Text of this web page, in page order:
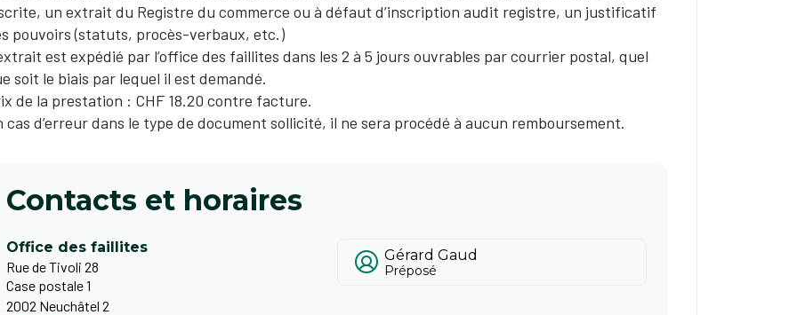
un extrait du Registre du commerce ou à défaut d’inscription audit registre, un justificatif
pouvoirs (statuts, procès-verbaux, etc.)
est expédié par l’office des faillites dans les 2 à 5 jours ouvrables par courrier postal, quel
soit le biais par lequel il est demandé.
de la prestation : CHF 18.20 contre facture.
cas d’erreur dans le type de document sollicité, il ne sera procédé à aucun remboursement.
Contacts et horaires
Office des faillites
Rue de Tivoli 28
Case postale 1
2002 Neuchâtel 2
Gérard Gaud
Préposé